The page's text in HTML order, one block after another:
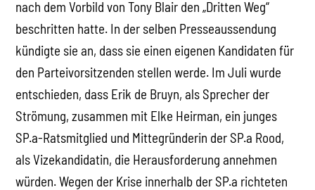
nach dem Vorbild von Tony Blair den „Dritten Weg“
beschritten hatte. In der selben Presseaussendung
kündigte sie an, dass sie einen eigenen Kandidaten für
den Parteivorsitzenden stellen werde. Im Juli wurde
entschieden, dass Erik de Bruyn, als Sprecher der
Strömung, zusammen mit Elke Heirman, ein junges
SP.a-Ratsmitglied und Mittegründerin der SP.a Rood,
als Vizekandidatin, die Herausforderung annehmen
würden. Wegen der Krise innerhalb der SP.a richteten